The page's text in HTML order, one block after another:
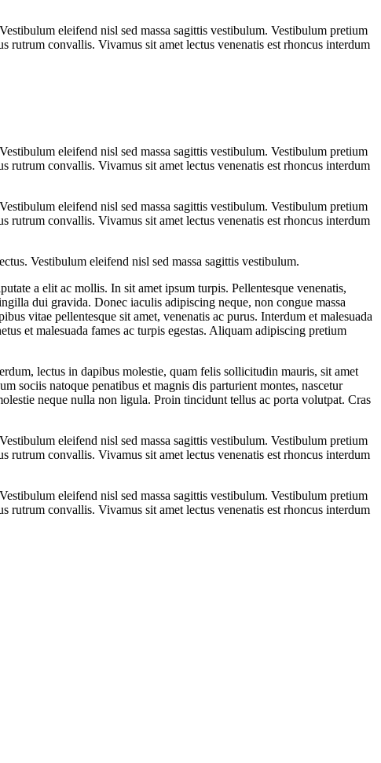
eleifend nisl sed massa sagittis vestibulum. Vestibulum pretium
rutrum convallis. Vivamus sit amet lectus venenatis est rhoncus interdum
eleifend nisl sed massa sagittis vestibulum. Vestibulum pretium
rutrum convallis. Vivamus sit amet lectus venenatis est rhoncus interdum
eleifend nisl sed massa sagittis vestibulum. Vestibulum pretium
rutrum convallis. Vivamus sit amet lectus venenatis est rhoncus interdum
Vestibulum eleifend nisl sed massa sagittis vestibulum.
a elit ac mollis. In sit amet ipsum turpis. Pellentesque venenatis,
dui gravida. Donec iaculis adipiscing neque, non congue massa
vitae pellentesque sit amet, venenatis ac purus. Interdum et malesuada
et malesuada fames ac turpis egestas. Aliquam adipiscing pretium
lectus in dapibus molestie, quam felis sollicitudin mauris, sit amet
sociis natoque penatibus et magnis dis parturient montes, nascetur
neque nulla non ligula. Proin tincidunt tellus ac porta volutpat. Cras
eleifend nisl sed massa sagittis vestibulum. Vestibulum pretium
rutrum convallis. Vivamus sit amet lectus venenatis est rhoncus interdum
eleifend nisl sed massa sagittis vestibulum. Vestibulum pretium
rutrum convallis. Vivamus sit amet lectus venenatis est rhoncus interdum